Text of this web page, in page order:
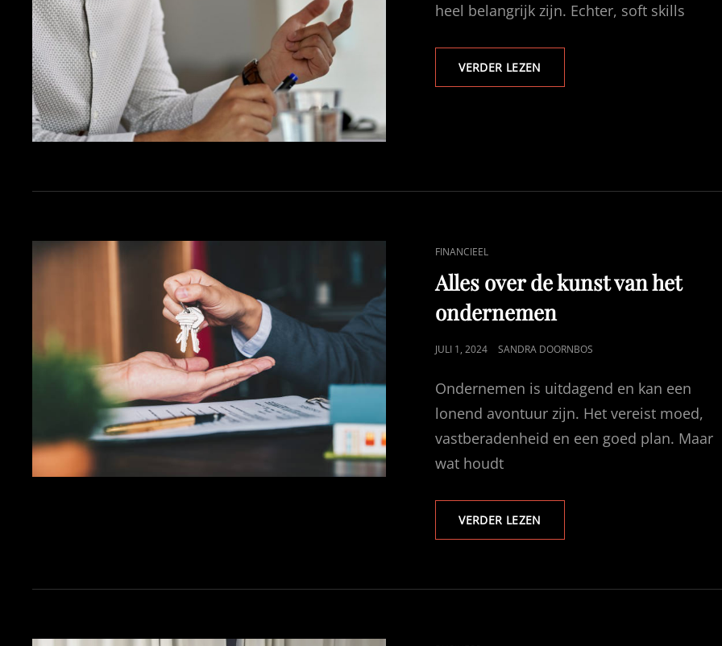
heel belangrijk zijn. Echter, soft skills
VERDER LEZEN
SKILLS
CAT
LINKS
FINANCIEEL
Alles over de kunst van het
ondernemen
GEPUBLICEERD
JULI 1, 2024 SANDRA DOORNBOS
Ondernemen is uitdagend en kan een
lonend avontuur zijn. Het vereist moed,
vastberadenheid en een goed plan. Maar
wat houdt
VERDER LEZEN
OVER
VAN